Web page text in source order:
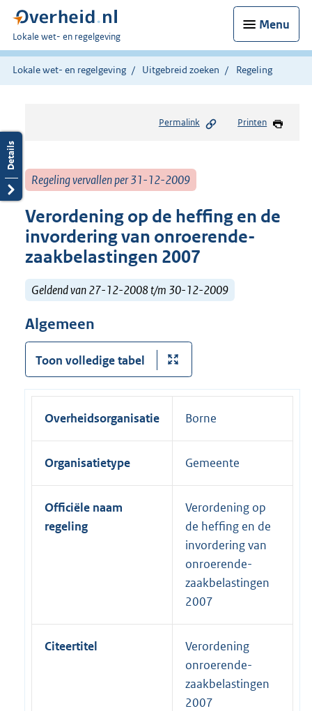
Menu
U
bent
hier:
Lokale wet- en regelgeving
Lokale wet- en regelgeving Uitgebreid zoeken Regeling
Permalink Printen
Regeling vervallen per 31-12-2009
Verordening op de heffing en de
invordering van onroerende-
zaakbelastingen 2007
Geldend van 27-12-2008 t/m 30-12-2009
Algemeen
Toon volledige tabel
Overheidsorganisatie Borne
Organisatietype Gemeente
Officiële naam
regeling
Verordening op
de heffing en de
invordering van
onroerende-
zaakbelastingen
2007
Citeertitel
Verordening
onroerende-
zaakbelastingen
2007